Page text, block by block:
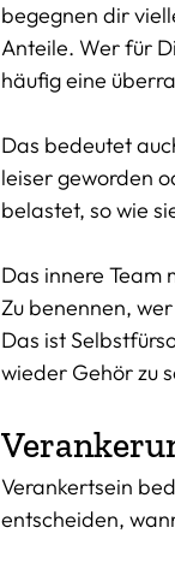
begegnen dir
Anteile. Wer für
häufig eine
Das bedeutet
leiser geworden
belastet, so wie
Das innere Team
Zu benennen,
Das ist
wieder Gehör zu
Verankertsein
entscheiden,